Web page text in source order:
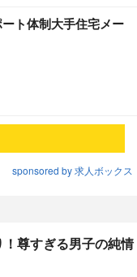
ト体制大手住宅メー
sponsored by 求人ボックス
尊すぎる男子の純情